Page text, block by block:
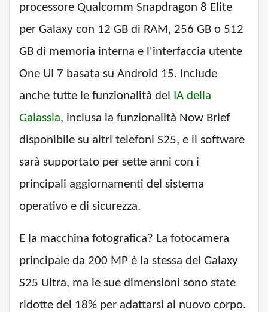
processore Qualcomm Snapdragon 8 Elite
per Galaxy con 12 GB di RAM, 256 GB o 512
GB di memoria interna e l'interfaccia utente
One UI 7 basata su Android 15. Include
anche tutte le funzionalità del
IA della
Galassia, inclusa la funzionalità Now Brief
disponibile su altri telefoni S25, e il software
sarà supportato per sette anni con i
principali aggiornamenti del sistema
operativo e di sicurezza.
E la macchina fotografica? La fotocamera
principale da 200 MP è la stessa del Galaxy
S25 Ultra, ma le sue dimensioni sono state
ridotte del 18% per adattarsi al nuovo corpo.